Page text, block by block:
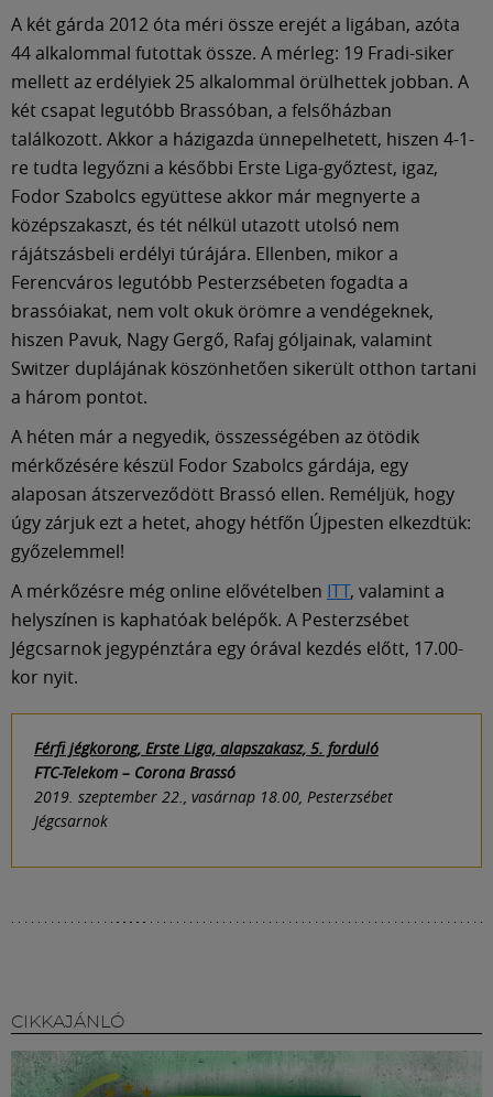
A két gárda 2012 óta méri össze erejét a ligában, azóta
44 alkalommal futottak össze. A mérleg: 19 Fradi-siker
mellett az erdélyiek 25 alkalommal örülhettek jobban. A
két csapat legutóbb Brassóban, a felsőházban
találkozott. Akkor a házigazda ünnepelhetett, hiszen 4-1-
re tudta legyőzni a későbbi Erste Liga-győztest, igaz,
Fodor Szabolcs együttese akkor már megnyerte a
középszakaszt, és tét nélkül utazott utolsó nem
rájátszásbeli erdélyi túrájára. Ellenben, mikor a
Ferencváros legutóbb Pesterzsébeten fogadta a
brassóiakat, nem volt okuk örömre a vendégeknek,
hiszen Pavuk, Nagy Gergő, Rafaj góljainak, valamint
Switzer duplájának köszönhetően sikerült otthon tartani
a három pontot.
A héten már a negyedik, összességében az ötödik
mérkőzésére készül Fodor Szabolcs gárdája, egy
alaposan átszerveződött Brassó ellen. Reméljük, hogy
úgy zárjuk ezt a hetet, ahogy hétfőn Újpesten elkezdtük:
győzelemmel!
A mérkőzésre még online elővételben ITT, valamint a
helyszínen is kaphatóak belépők. A Pesterzsébet
Jégcsarnok jegypénztára egy órával kezdés előtt, 17.00-
kor nyit.
Férfi jégkorong, Erste Liga, alapszakasz, 5. forduló
FTC-Telekom – Corona Brassó
2019. szeptember 22., vasárnap 18.00, Pesterzsébet
Jégcsarnok
CIKKAJÁNLÓ